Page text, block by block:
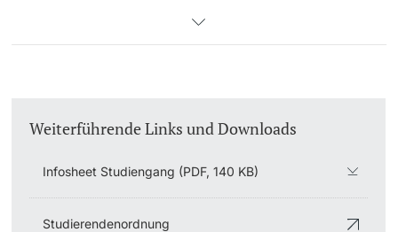
Weiterführende Links und Downloads
Infosheet Studiengang (PDF, 140 KB)
Studierendenordnung